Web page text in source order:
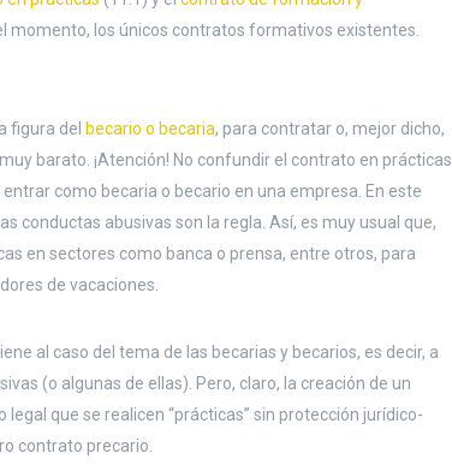
momento, los únicos contratos formativos existentes.
figura del becario o becaria, para contratar o, mejor dicho,
barato. ¡Atención! No confundir el contrato en prácticas
como becaria o becario en una empresa. En este
conductas abusivas son la regla. Así, es muy usual que,
en sectores como banca o prensa, entre otros, para
de vacaciones.
al caso del tema de las becarias y becarios, es decir, a
(o algunas de ellas). Pero, claro, la creación de un
que se realicen “prácticas” sin protección jurídico-
contrato precario.